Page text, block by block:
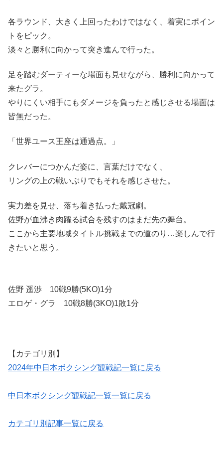
各ラウンド、大きく上回ったわけではなく、着実にポイン
トをピック。
淡々と勝利に向かって突き進んで行った。
足を踏むダーティーな場面も見せながら、勝利に向かって
来たグラ。
やりにくい相手にもダメージを負ったと感じさせる場面は
皆無だった。
「世界ユース王座は通過点。」
クレバーにつかんだ姿に、言葉だけでなく、
リングの上の戦いぶりでもそれを感じさせた。
実力差を見せ、落ち着き払った戴冠劇。
佐野が血沸き肉躍る試合を残すのはまだ先の舞台。
ここから主要地域タイトル挑戦までの道のり…楽しんで行
きたいと思う。
佐野 遥渉 10戦9勝(5KO)1分
エロゲ・グラ 10戦8勝(3KO)1敗1分
【カテゴリ別】
2024年中日本ボクシング観戦記一覧に戻る
中日本ボクシング観戦記一覧一覧に戻る
カテゴリ別記事一覧に戻る